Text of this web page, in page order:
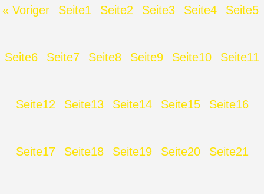
« Voriger Seite1 Seite2 Seite3 Seite4 Seite5
Seite6 Seite7 Seite8 Seite9 Seite10 Seite11
Seite12 Seite13 Seite14 Seite15 Seite16
Seite17 Seite18 Seite19 Seite20 Seite21